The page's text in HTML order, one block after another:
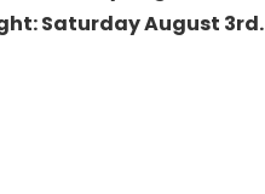
Saturday August 3rd.